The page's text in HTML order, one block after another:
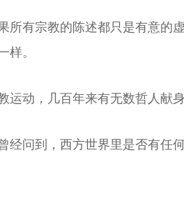
所有宗教的陈述都只是有意的
样。
运动，几百年来有无数哲人献
经问到，西方世界里是否有任